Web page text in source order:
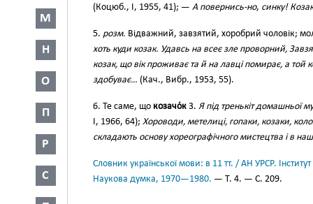
М
Н
О
П
Р
С
(Коцюб., І, 1955, 41); — А повернись-но, синку!
5. розм. Відважний, завзятий, хоробрий чоловік;
хоть куди козак. Удавсь на всеє зле проворний,
козак, що вік проживає та й на лавці помирає, а той
здобуває… (Кач., Вибр., 1953, 55).
6. Те саме, що козачо́к 3. Я під тренькіт домашньої
І, 1966, 64); Хороводи, метелиці, гопаки, козаки,
складають основу хореографічного мистецтва і в
Словник української мови: в 11 тт. / АН УРСР.
Наукова думка, 1970—1980. — Т. 4. — С. 209.